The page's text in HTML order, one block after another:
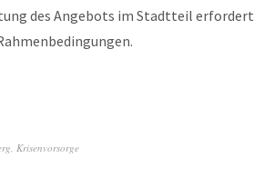
des Angebots im Stadtteil erfordert
, Krisenvorsorge